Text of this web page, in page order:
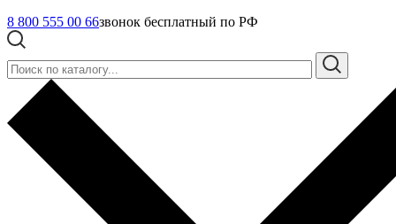
8 800 555 00 66звонок бесплатный по РФ